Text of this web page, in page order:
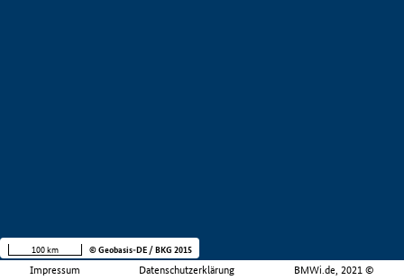
Impressum Datenschutzerklärung BMWi.de, 2021 ©
100 km © Geobasis-DE / BKG 2015